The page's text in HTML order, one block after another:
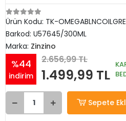
Ürün Kodu: TK-
Barkod: U57645/300ML
Marka: Zinzino
%44
indirim
2.656,99 TL
1.499,99 TL
Sepete